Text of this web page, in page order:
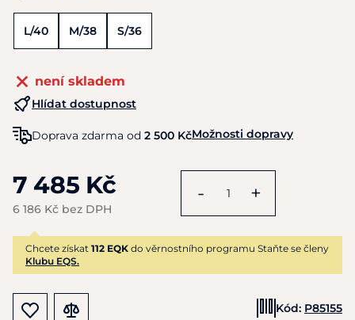
L/40 M/38 S/36
není skladem
Hlídat dostupnost
Doprava zdarma od 2 500 KčMožnosti dopravy
7 485 Kč
6 186 Kč bez DPH
- +
Chcete získat 112 EQK do věrnostního programu Staňte se členy
Klubu EQS.
Kód: P85155